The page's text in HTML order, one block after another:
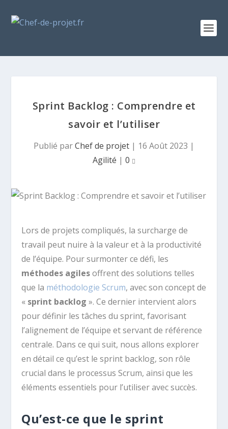
Sprint Backlog : Comprendre et
savoir et l’utiliser
Publié parChef de projet | 16 Août 2023 |
Agilité | 0
Lors de projets compliqués, la surcharge de
travail peut nuire à la valeur et à la productivité
de l’équipe. Pour surmonter ce défi, les
méthodes agilesoffrent des solutions telles
que la méthodologie Scrum, avec son concept de
« sprint backlog ». Ce dernier intervient alors
pour définir les tâches du sprint, favorisant
l’alignement de l’équipe et servant de référence
centrale. Dans ce qui suit, nous allons explorer
en détail ce qu’est le sprint backlog, son rôle
crucial dans le processus Scrum, ainsi que les
éléments essentiels pour l’utiliser avec succès.
Qu’est-ce que le sprint